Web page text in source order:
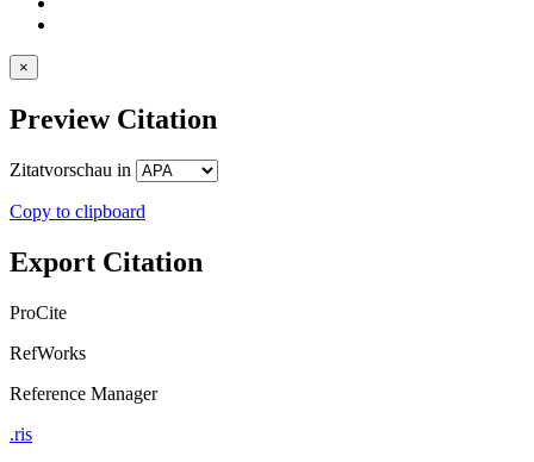
×
Preview Citation
Zitatvorschau in
Copy to clipboard
Export Citation
ProCite
RefWorks
Reference Manager
.ris